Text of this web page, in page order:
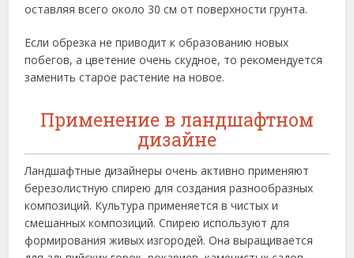
оставляя всего около 30 см от поверхности грунта.
Если обрезка не приводит к образованию новых
побегов, а цветение очень скудное, то рекомендуется
заменить старое растение на новое.
Применение в ландшафтном
дизайне
Ландшафтные дизайнеры очень активно применяют
березолистную спирею для создания разнообразных
композиций. Культура применяется в чистых и
смешанных композиций. Спирею используют для
формирования живых изгородей. Она выращивается